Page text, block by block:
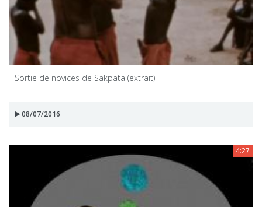
Sortie de novices de Sakpata (extrait)
08/07/2016
4:27